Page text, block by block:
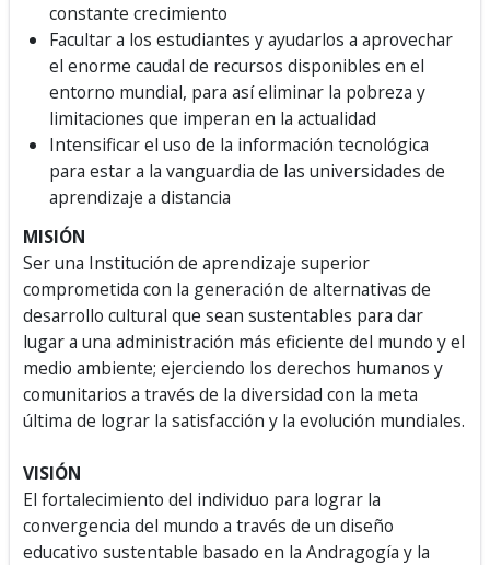
constante crecimiento
Facultar a los estudiantes y ayudarlos a aprovechar
el enorme caudal de recursos disponibles en el
entorno mundial, para así eliminar la pobreza y
limitaciones que imperan en la actualidad
Intensificar el uso de la información tecnológica
para estar a la vanguardia de las universidades de
aprendizaje a distancia
MISIÓN
Ser una Institución de aprendizaje superior
comprometida con la generación de alternativas de
desarrollo cultural que sean sustentables para dar
lugar a una administración más eficiente del mundo y el
medio ambiente; ejerciendo los derechos humanos y
comunitarios a través de la diversidad con la meta
última de lograr la satisfacción y la evolución mundiales.
VISIÓN
El fortalecimiento del individuo para lograr la
convergencia del mundo a través de un diseño
educativo sustentable basado en la Andragogía y la